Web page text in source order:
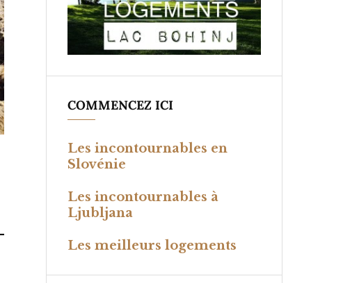
COMMENCEZ ICI
Les incontournables en
Slovénie
Les incontournables à
Ljubljana
Les meilleurs logements